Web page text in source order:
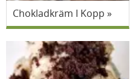
Chokladkräm I Kopp